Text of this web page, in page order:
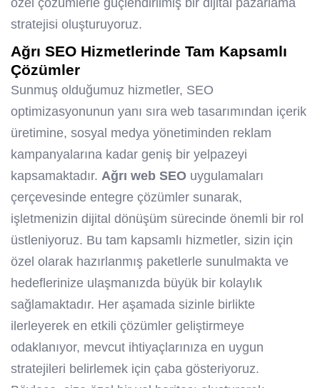
özel çözümlerle güçlendirilmiş bir dijital pazarlama
stratejisi oluşturuyoruz.
Ağrı SEO Hizmetlerinde Tam Kapsamlı
Çözümler
Sunmuş olduğumuz hizmetler, SEO
optimizasyonunun yanı sıra web tasarımından içerik
üretimine, sosyal medya yönetiminden reklam
kampanyalarına kadar geniş bir yelpazeyi
kapsamaktadır. Ağrı web SEO uygulamaları
çerçevesinde entegre çözümler sunarak,
işletmenizin dijital dönüşüm sürecinde önemli bir rol
üstleniyoruz. Bu tam kapsamlı hizmetler, sizin için
özel olarak hazırlanmış paketlerle sunulmakta ve
hedeflerinize ulaşmanızda büyük bir kolaylık
sağlamaktadır. Her aşamada sizinle birlikte
ilerleyerek en etkili çözümler geliştirmeye
odaklanıyor, mevcut ihtiyaçlarınıza en uygun
stratejileri belirlemek için çaba gösteriyoruz.